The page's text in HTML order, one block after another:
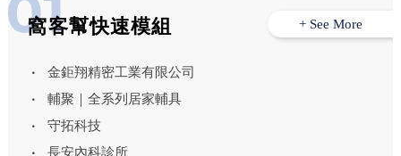
窩客幫快速模組
金鉅翔精密工業有限公司
輔聚｜全系列居家輔具
守拓科技
長安內科診所
+ See More